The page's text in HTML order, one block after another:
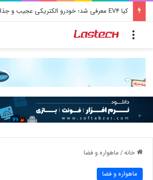
کیا EV4 معرفی شد؛ خودرو الکتریکی عجیب و جذاب کره‌ای‌ها
خانه/ماهواره و فضا
ماهواره و فضا